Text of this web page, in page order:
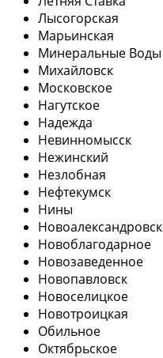
Лысогорская
Марьинская
Минеральные Воды
Михайловск
Московское
Нагутское
Надежда
Невинномысск
Нежинский
Незлобная
Нефтекумск
Нины
Новоалександровск
Новоблагодарное
Новозаведенное
Новопавловск
Новоселицкое
Новотроицкая
Обильное
Октябрьское